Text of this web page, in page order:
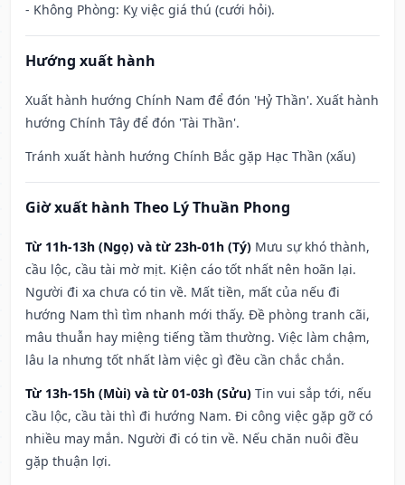
- Không Phòng: Kỵ việc giá thú (cưới hỏi).
Hướng xuất hành
Xuất hành hướng Chính Nam để đón 'Hỷ Thần'. Xuất hành
hướng Chính Tây để đón 'Tài Thần'.
Tránh xuất hành hướng Chính Bắc gặp Hạc Thần (xấu)
Giờ xuất hành Theo Lý Thuần Phong
Từ 11h-13h (Ngọ) và từ 23h-01h (Tý) Mưu sự khó thành,
cầu lộc, cầu tài mờ mịt. Kiện cáo tốt nhất nên hoãn lại.
Người đi xa chưa có tin về. Mất tiền, mất của nếu đi
hướng Nam thì tìm nhanh mới thấy. Đề phòng tranh cãi,
mâu thuẫn hay miệng tiếng tầm thường. Việc làm chậm,
lâu la nhưng tốt nhất làm việc gì đều cần chắc chắn.
Từ 13h-15h (Mùi) và từ 01-03h (Sửu) Tin vui sắp tới, nếu
cầu lộc, cầu tài thì đi hướng Nam. Đi công việc gặp gỡ có
nhiều may mắn. Người đi có tin về. Nếu chăn nuôi đều
gặp thuận lợi.